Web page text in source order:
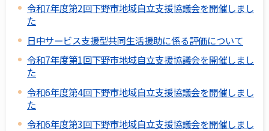
令和7年度第2回下野市地域自立支援協議会を開催しまし
た
日中サービス支援型共同生活援助に係る評価について
令和7年度第1回下野市地域自立支援協議会を開催しまし
た
令和6年度第4回下野市地域自立支援協議会を開催しまし
た
令和6年度第3回下野市地域自立支援協議会を開催しまし